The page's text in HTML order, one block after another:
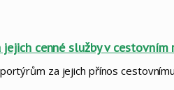
cenné služby v cestovním
za jejich přínos